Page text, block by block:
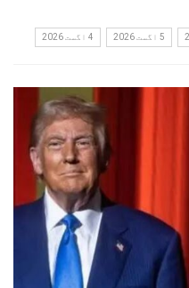
5 اگست 2026 4 اگست 2026